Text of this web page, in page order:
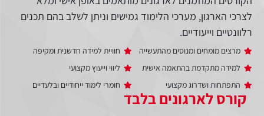
קורס לארגונים בלבד
לצרכי הארגון, מערכי הלימוד גמישים וניתן לשלב בהם תכנים
רלוונטיים וייעודיים.
מרצים מומחים ומנוסים מהתעשייה
למידה מתקדמת בהתאמה אישית
התפתחות ושדרוג מקצועי
חוויית למידה חדשנית ומקיפה
ליווי וייעוץ מקצועי
חומרי לימוד ייחודיים ובלעדיים